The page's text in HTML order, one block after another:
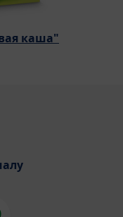
каша"